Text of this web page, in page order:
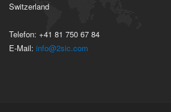
Switzerland
Telefon: +41 81 750 67 84
E-Mail: info@2sic.com